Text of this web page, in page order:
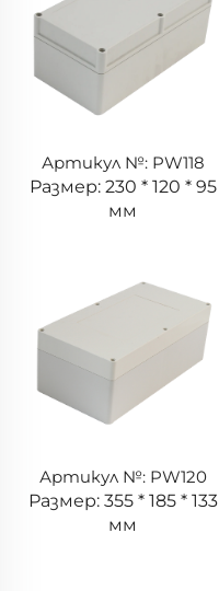
Артикул №: PW118
Размер: 230 * 120 * 95
мм
Артикул №: PW120
Размер: 355 * 185 * 133
мм